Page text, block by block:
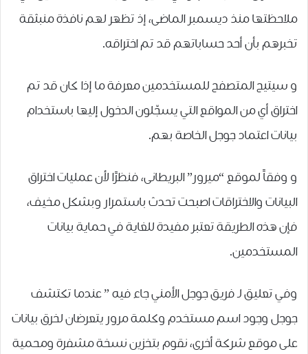
ﻣﻼﺣﻈﺘﻬﺎ ﻣﻨﺬ ﺩﻳﺴﻤﺒﺮ ﺍﻟﻤﺎﺿﻰ، ﺇﺫ ﺗﻈﻬﺮ ﻟﻬﻢ ﻧﺎﻓﺬﺓ ﻣﻨﺒﺜﻘﺔ
ﺗﺨﺒﺮﻫﻢ ﺑﺄﻥ ﺃﺣﺪ ﺣﺴﺎﺑﺎﺗﻬﻢ ﻗﺪ ﺗﻢ ﺍﺧﺘﺮﺍﻗﻪ.
و سيتيح المتصفح ﻟﻠﻤﺴﺘﺨﺪﻣﻴﻦ ﻣﻌﺮﻓﺔ ﻣﺎ ﺇﺫﺍ ﻛﺎﻥ ﻗﺪ ﺗﻢ
ﺍﺧﺘﺮﺍﻕ ﺃﻱ ﻣﻦ ﺍﻟﻤﻮﺍﻗﻊ ﺍﻟﺘﻲ ﻳﺴﺠّﻠﻮﻥ ﺍﻟﺪﺧﻮﻝ ﺇﻟﻴﻬﺎ ﺑﺎﺳﺘﺨﺪﺍﻡ
ﺑﻴﺎﻧﺎﺕ ﺍﻋﺘﻤﺎﺩ ﺟﻮﺟﻞ ﺍﻟﺨﺎﺻﺔ ﺑﻬﻢ.
و وفقاً لموقع “ﻣﻴﺮﻭﺭ” ﺍﻟﺒﺮﻳﻄﺎﻧﻰ، ﻓﻨﻈﺮًﺍ ﻷﻥ ﻋﻤﻠﻴﺎﺕ ﺍﺧﺘﺮﺍﻕ
ﺍﻟﺒﻴﺎﻧﺎﺕ ﻭﺍﻻﺧﺘﺮﺍﻗﺎﺕ اصبحت تحدث باستمرار وبشكل مخيف،
ﻓﺈﻥ ﻫﺬﻩ ﺍﻟﻄﺮﻳﻘﺔ ﺗﻌﺘﺒﺮ ﻣﻔﻴﺪﺓ ﻟﻠﻐﺎﻳﺔ ﻓﻲ ﺣﻤﺎﻳﺔ ﺑﻴﺎﻧﺎﺕ
ﺍﻟﻤﺴﺘﺨﺪﻣﻴﻦ.
وفي تعليق لـ ﻓﺮﻳﻖ ﺟﻮﺟﻞ ﺍﻷﻣﻨﻲ جاء فيه ” ﻋﻨﺪﻣﺎ ﺗﻜﺘﺸﻒ
ﺟﻮﺟﻞ ﻭﺟﻮﺩ ﺍﺳﻢ ﻣﺴﺘﺨﺪﻡ ﻭﻛﻠﻤﺔ ﻣﺮﻭﺭ ﻳﺘﻌﺮﺿﺎﻥ ﻟﺨﺮﻕ ﺑﻴﺎﻧﺎﺕ
على ﻣﻮﻗﻊ ﺷﺮﻛﺔ ﺃﺧﺮﻯ، ﻧﻘﻮﻡ ﺑﺘﺨﺰﻳﻦ ﻧﺴﺨﺔ ﻣﺸﻔﺮﺓ ﻭﻣﺤﻤﻴﺔ